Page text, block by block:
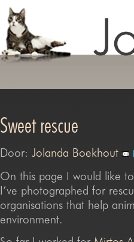
Sweet rescue
Door: Jolanda Boekhout
On this page I would like
I’ve photographed for
organisations that help
environment.